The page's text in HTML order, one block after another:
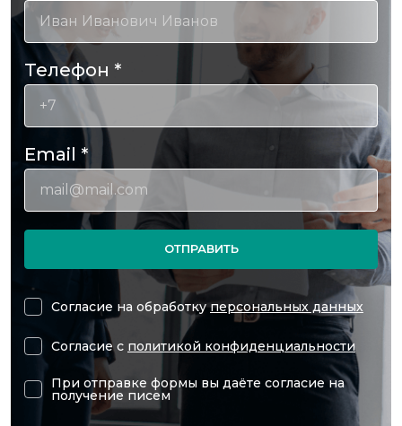
Телефон *
Email *
ОТПРАВИТЬ
Согласие на обработкуперсональных данных
Согласие с политикой конфиденциальности
При отправке формы вы даёте согласие на
получение писем